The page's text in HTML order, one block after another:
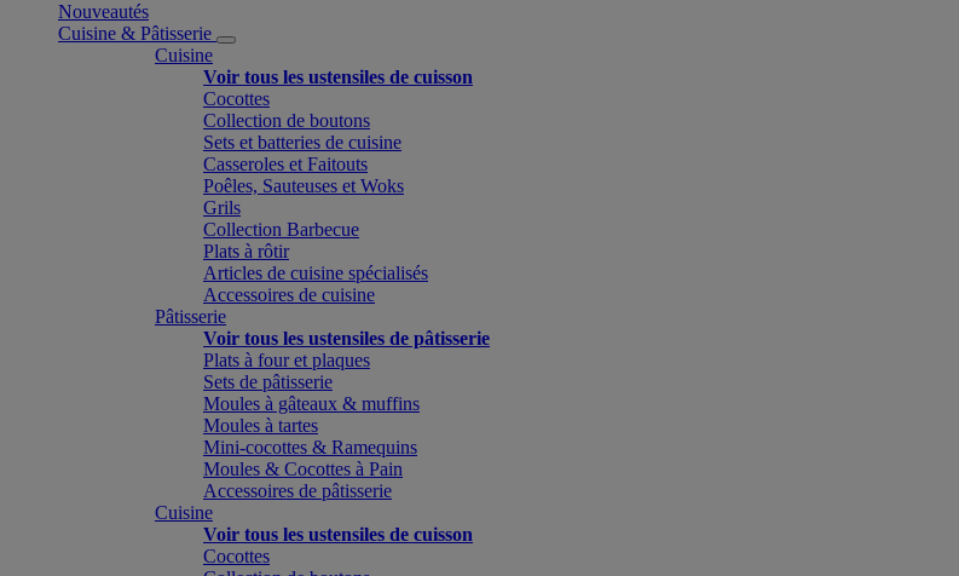
Nouveautés
Cuisine & Pâtisserie
Cuisine
Voir tous les ustensiles de cuisson
Cocottes
Collection de boutons
Sets et batteries de cuisine
Casseroles et Faitouts
Poêles, Sauteuses et Woks
Grils
Collection Barbecue
Plats à rôtir
Articles de cuisine spécialisés
Accessoires de cuisine
Pâtisserie
Voir tous les ustensiles de pâtisserie
Plats à four et plaques
Sets de pâtisserie
Moules à gâteaux & muffins
Moules à tartes
Mini-cocottes & Ramequins
Moules & Cocottes à Pain
Accessoires de pâtisserie
Cuisine
Voir tous les ustensiles de cuisson
Cocottes